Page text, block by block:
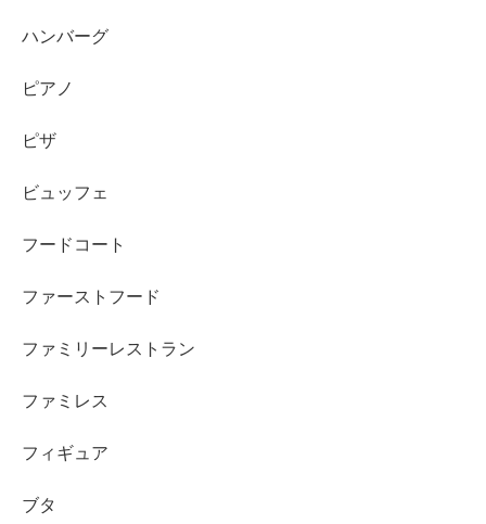
ハンバーグ
ピアノ
ピザ
ビュッフェ
フードコート
ファーストフード
ファミリーレストラン
ファミレス
フィギュア
ブタ